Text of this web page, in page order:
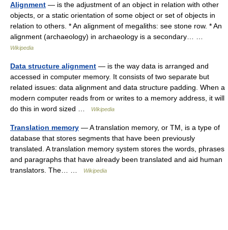
Alignment — is the adjustment of an object in relation with other
objects, or a static orientation of some object or set of objects in
relation to others. * An alignment of megaliths: see stone row. * An
alignment (archaeology) in archaeology is a secondary… …
Wikipedia
Data structure alignment — is the way data is arranged and
accessed in computer memory. It consists of two separate but
related issues: data alignment and data structure padding. When a
modern computer reads from or writes to a memory address, it will
do this in word sized …
Wikipedia
Translation memory — A translation memory, or TM, is a type of
database that stores segments that have been previously
translated. A translation memory system stores the words, phrases
and paragraphs that have already been translated and aid human
translators. The… …
Wikipedia